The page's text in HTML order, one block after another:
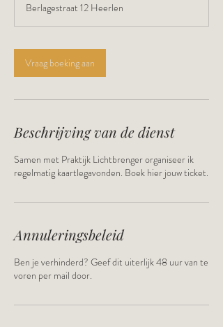
r
Berlagestraat 12 Heerlen
Vraag boeking aan
Beschrijving van de dienst
Samen met Praktijk Lichtbrenger organiseer ik
regelmatig kaartlegavonden. Boek hier jouw ticket.
Annuleringsbeleid
Ben je verhinderd? Geef dit uiterlijk 48 uur van te
voren per mail door.